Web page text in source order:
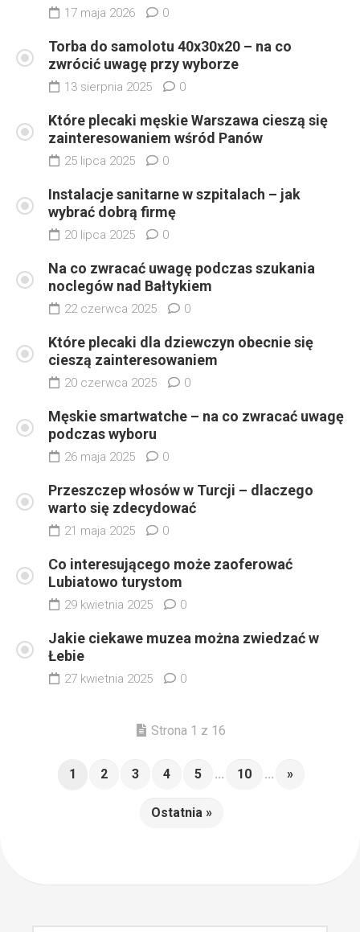
17 maja 2026 0
Torba do samolotu 40x30x20 – na co
zwrócić uwagę przy wyborze
13 sierpnia 2025 0
Które plecaki męskie Warszawa cieszą się
zainteresowaniem wśród Panów
25 lipca 2025 0
Instalacje sanitarne w szpitalach – jak
wybrać dobrą firmę
20 lipca 2025 0
Na co zwracać uwagę podczas szukania
noclegów nad Bałtykiem
22 czerwca 2025 0
Które plecaki dla dziewczyn obecnie się
cieszą zainteresowaniem
20 czerwca 2025 0
Męskie smartwatche – na co zwracać uwagę
podczas wyboru
26 maja 2025 0
Przeszczep włosów w Turcji – dlaczego
warto się zdecydować
21 maja 2025 0
Co interesującego może zaoferować
Lubiatowo turystom
29 kwietnia 2025 0
Jakie ciekawe muzea można zwiedzać w
Łebie
27 kwietnia 2025 0
Strona 1 z 16
1 2 3 4 5 ... 10 ... »
Ostatnia »